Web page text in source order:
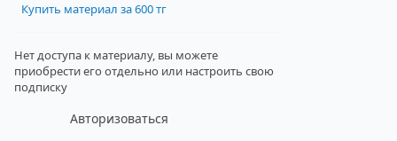
Купить материал за 600 тг
Нет доступа к материалу, вы можете
приобрести его отдельно или настроить свою
подписку
Авторизоваться